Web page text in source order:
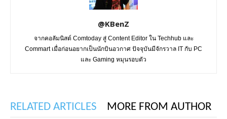
@KBenZ
จากคอลัมนิสต์ Comtoday สู่ Content Editor ใน Techhub และ
Commart เมื่อก่อนอยากเป็นนักบินอวกาศ ปัจจุบันมีจักรวาล IT กับ PC
และ Gaming หมุนรอบตัว
RELATED ARTICLES MORE FROM AUTHOR